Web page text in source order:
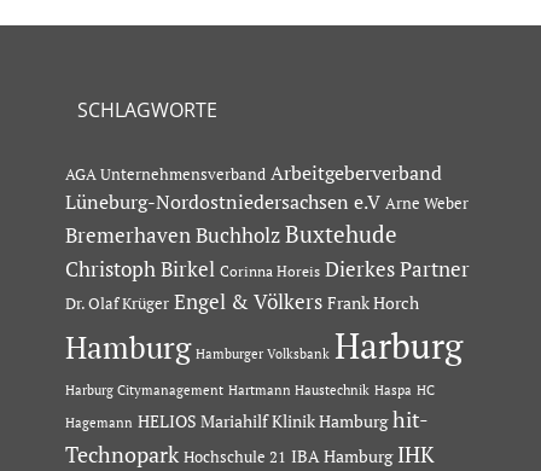
SCHLAGWORTE
AGA Unternehmensverband Arbeitgeberverband
Lüneburg-Nordostniedersachsen e.V Arne Weber
Bremerhaven Buchholz Buxtehude
Christoph Birkel Corinna Horeis Dierkes Partner
Dr. Olaf Krüger Engel & Völkers Frank Horch
Hamburg Hamburger Volksbank Harburg
Harburg Citymanagement Hartmann Haustechnik Haspa HC
Hagemann HELIOS Mariahilf Klinik Hamburg hit-
Technopark Hochschule 21 IBA Hamburg IHK